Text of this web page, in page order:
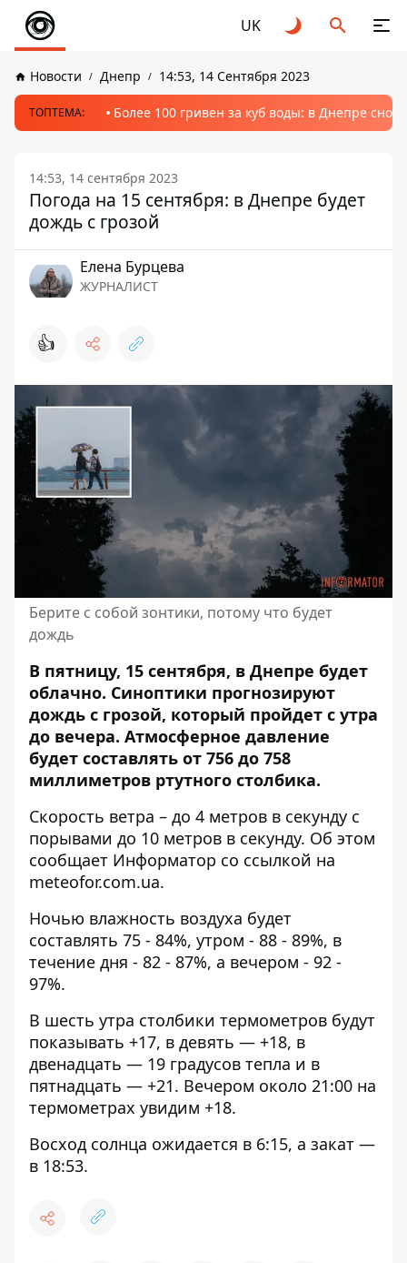
UK
Новости Днепр 14:53, 14 Сентября 2023
ТОПТЕМА: Более 100 гривен за куб воды: в Днепре
14:53, 14 сентября 2023
Погода на 15 сентября: в Днепре будет
дождь с грозой
Елена Бурцева
ЖУРНАЛИСТ
👍
Берите с собой зонтики, потому что будет
дождь
В пятницу, 15 сентября, в Днепре будет
облачно. Синоптики прогнозируют
дождь с грозой, который пройдет с утра
до вечера. Атмосферное давление
будет составлять от 756 до 758
миллиметров ртутного столбика.
Скорость ветра – до 4 метров в секунду с
порывами до 10 метров в секунду. Об этом
сообщает Информатор со ссылкой на
meteofor.com.ua.
Ночью влажность воздуха будет
составлять 75 - 84%, утром - 88 - 89%, в
течение дня - 82 - 87%, а вечером - 92 -
97%.
В шесть утра столбики термометров будут
показывать +17, в девять — +18, в
двенадцать — 19 градусов тепла и в
пятнадцать — +21. Вечером около 21:00 на
термометрах увидим +18.
Восход солнца ожидается в 6:15, а закат —
в 18:53.